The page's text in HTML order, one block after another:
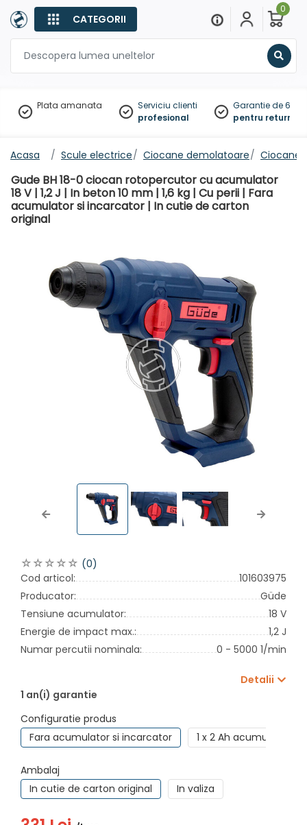
CATEGORII
0
Plata amanata
Serviciu clienti
profesional
Garantie de 60
pentru
Acasa Scule electrice Ciocane demolatoare Ciocane
Gude BH 18-0 ciocan rotopercutor cu acumulator
18 V | 1,2 J | In beton 10 mm | 1,6 kg | Cu perii | Fara
acumulator si incarcator | In cutie de carton
original
Previous Next
(0)
Cod articol:
101603975
Producator:
Güde
Tensiune acumulator:
18 V
Energie de impact max.:
1,2 J
Numar percutii nominala:
0 - 5000 1/min
Detalii
1 an(i) garantie
Configuratie produs
Fara acumulator si incarcator
1 x 2 Ah acumulator +
Ambalaj
In cutie de carton original
In valiza